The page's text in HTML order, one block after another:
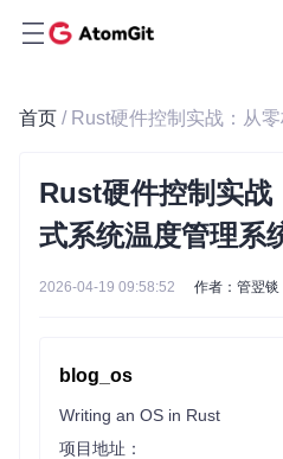
首页
Rust硬件控制实战
式系统温度管理系
2026-04-19 09:58:52 作者：管翌锬
blog_os
Writing an OS in Rust
项目地址：